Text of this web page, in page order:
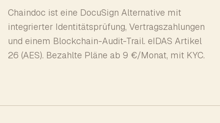
Chaindoc ist eine DocuSign Alternative mit
integrierter Identitätsprüfung, Vertragszahlungen
und einem Blockchain-Audit-Trail. eIDAS Artikel
26 (AES). Bezahlte Pläne ab 9 €/Monat, mit KYC.